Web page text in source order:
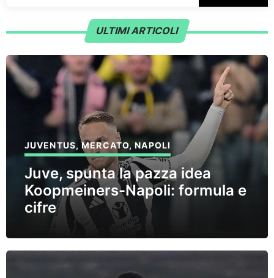
ULTIMI ARTICOLI
JUVENTUS,MERCATO,NAPOLI
Juve, spunta la pazza idea
Koopmeiners-Napoli: formula e
cifre